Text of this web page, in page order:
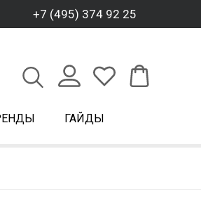
+7 (495) 374 92 25
ГАЙДЫ